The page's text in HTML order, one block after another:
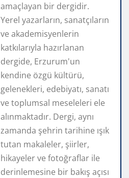
amaçlayan bir dergidir.
Yerel yazarların, sanatçıların
ve akademisyenlerin
katkılarıyla hazırlanan
dergide, Erzurum'un
kendine özgü kültürü,
gelenekleri, edebiyatı, sanatı
ve toplumsal meseleleri ele
alınmaktadır. Dergi, aynı
zamanda şehrin tarihine ışık
tutan makaleler, şiirler,
hikayeler ve fotoğraflar ile
derinlemesine bir bakış açısı